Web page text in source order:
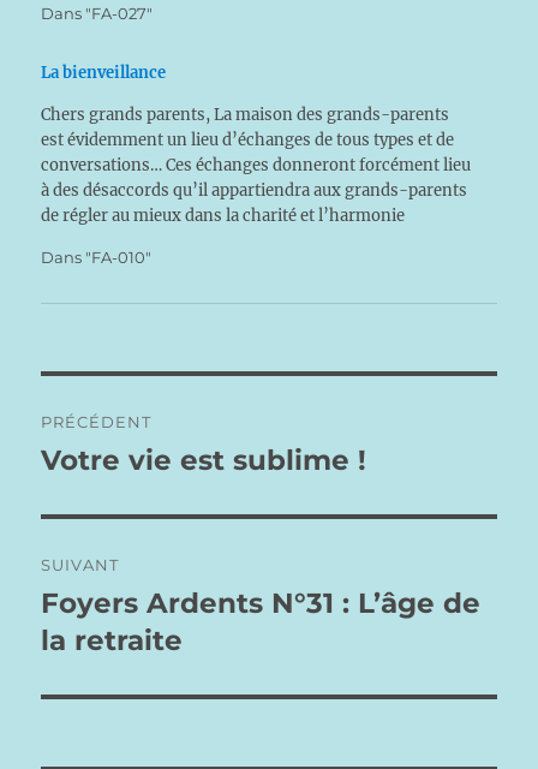
s’enferme…
Dans "FA-027"
La bienveillance
Chers grands parents, La maison des grands-parents
est évidemment un lieu d’échanges de tous types et de
conversations… Ces échanges donneront forcément lieu
à des désaccords qu’il appartiendra aux grands-parents
de régler au mieux dans la charité et l’harmonie
différentes prennent presque obligatoirement…
Dans "FA-010"
de
PRÉCÉDENT
Publication
Votre vie est sublime !
SUIVANT
Publication
suivante :
Foyers Ardents N°31 : L’âge de
la retraite